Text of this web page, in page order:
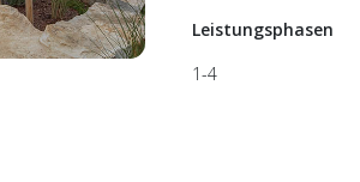
Leistungsphasen
1-4